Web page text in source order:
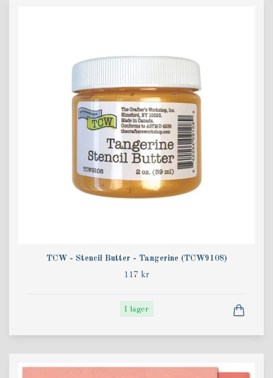
TCW - Stencil Butter - Tangerine (TCW9108)
117 kr
I lager